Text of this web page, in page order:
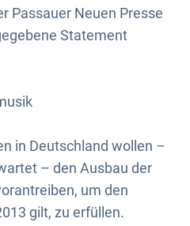
Passauer Neuen Presse
Statement
in Deutschland wollen –
– den Ausbau der
um den
gilt, zu erfüllen.